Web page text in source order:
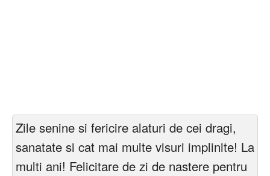
Zile senine si fericire alaturi de cei dragi,
sanatate si cat mai multe visuri implinite! La
multi ani! Felicitare de zi de nastere pentru